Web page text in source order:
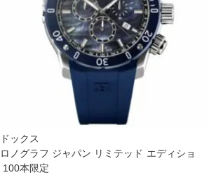
ックス
ノグラフ ジャパン リミテッド エディショ
100本限定